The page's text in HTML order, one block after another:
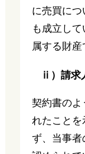
に売買に
も成立し
属する財産
ⅱ）請求
契約書のよ
れたことを
ず、当事者